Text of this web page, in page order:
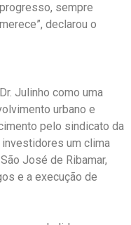
sempre
declarou o
Julinho como uma
urbano e
pelo sindicato da
um clima
José de Ribamar,
e a execução de